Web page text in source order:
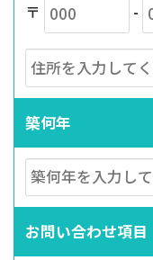
〒 -
築何年
お問い合わせ項目